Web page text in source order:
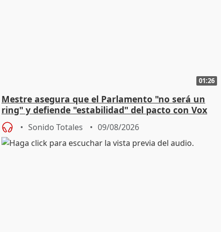
01:26
Mestre asegura que el Parlamento "no será un
ring" y defiende "estabilidad" del pacto con Vox
Sonido Totales 09/08/2026